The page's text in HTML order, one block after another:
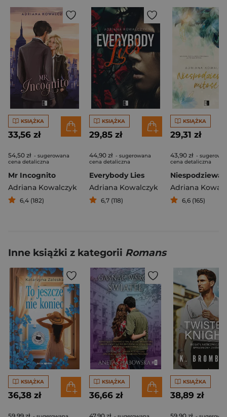
KSIĄŻKA
33,56 zł
54,50 zł - sugerowana
cena detaliczna
Mr Incognito
Adriana Kowalczyk
6,4 (182)
KSIĄŻKA
29,85 zł
44,90 zł - sugerowana
cena detaliczna
Everybody Lies
Adriana Kowalczyk
6,7 (118)
KSIĄŻKA
29,31 zł
43,90 zł -
cena detaliczna
Adriana
6,6 (165)
Inne książki z kategorii Romans
KSIĄŻKA
36,38 zł
KSIĄŻKA
36,66 zł
KSIĄŻKA
38,89 zł